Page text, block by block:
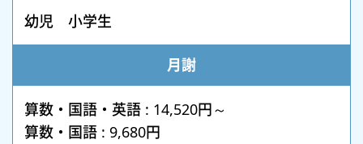
幼児 小学生
月謝
算数・国語・英語 : 14,520円～
算数・国語 : 9,680円